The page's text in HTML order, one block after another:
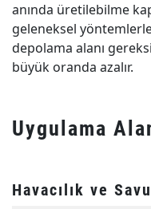
anında üretilebilme
geleneksel
depolama alanı
büyük oranda azalır.
Uygulama
Havacılık ve